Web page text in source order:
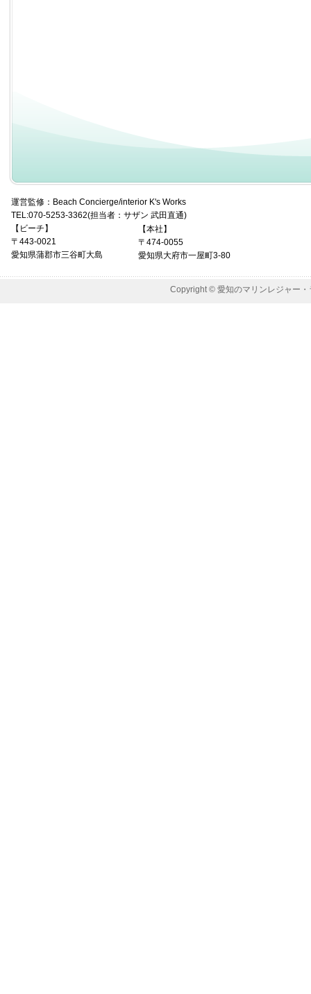
運営監修：Beach Concierge/interior K's Works
TEL:070-5253-3362(担当者：サザン 武田直通)
【ビーチ】
〒443-0021
愛知県蒲郡市三谷町大島
【本社】
〒474-0055
愛知県大府市一屋町3-80
Copyright © 愛知のマリンレジャー